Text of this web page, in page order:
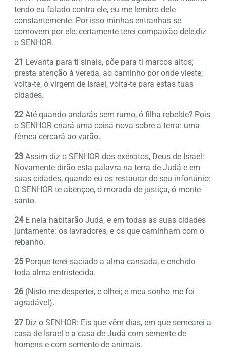
tendo eu falado contra ele, eu me lembro dele
constantemente. Por isso minhas entranhas se
comovem por ele; certamente terei compaixão dele,diz
o SENHOR.
21 Levanta para ti sinais, põe para ti marcos altos;
presta atenção à vereda, ao caminho por onde vieste;
volta-te, ó virgem de Israel, volta-te para estas tuas
cidades.
22 Até quando andarás sem rumo, ó filha rebelde? Pois
o SENHOR criará uma coisa nova sobre a terra: uma
fêmea cercará ao varão.
23 Assim diz o SENHOR dos exércitos, Deus de Israel:
Novamente dirão esta palavra na terra de Judá e em
suas cidades, quando eu os restaurar de seu infortúnio:
O SENHOR te abençoe, ó morada de justiça, ó monte
santo.
24E nela habitarão Judá, e em todas as suas cidades
juntamente: os lavradores, e os que caminham com o
rebanho.
25 Porque terei saciado a alma cansada, e enchido
toda alma entristecida.
26 (Nisto me despertei, e olhei; e meu sonho me foi
agradável).
27 Diz o SENHOR: Eis que vêm dias, em que semearei a
casa de Israel e a casa de Judá com semente de
homens e com semente de animais.